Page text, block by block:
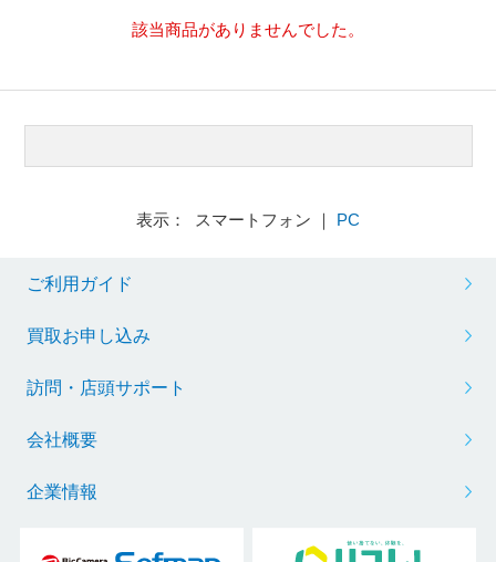
該当商品がありませんでした。
表示： スマートフォン ｜ PC
ご利用ガイド
買取お申し込み
訪問・店頭サポート
会社概要
企業情報